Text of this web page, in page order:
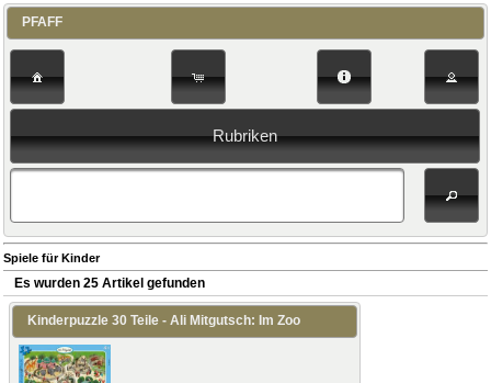
PFAFF
Rubriken
Spiele für Kinder
Es wurden 25 Artikel gefunden
Kinderpuzzle 30 Teile - Ali Mitgutsch: Im Zoo